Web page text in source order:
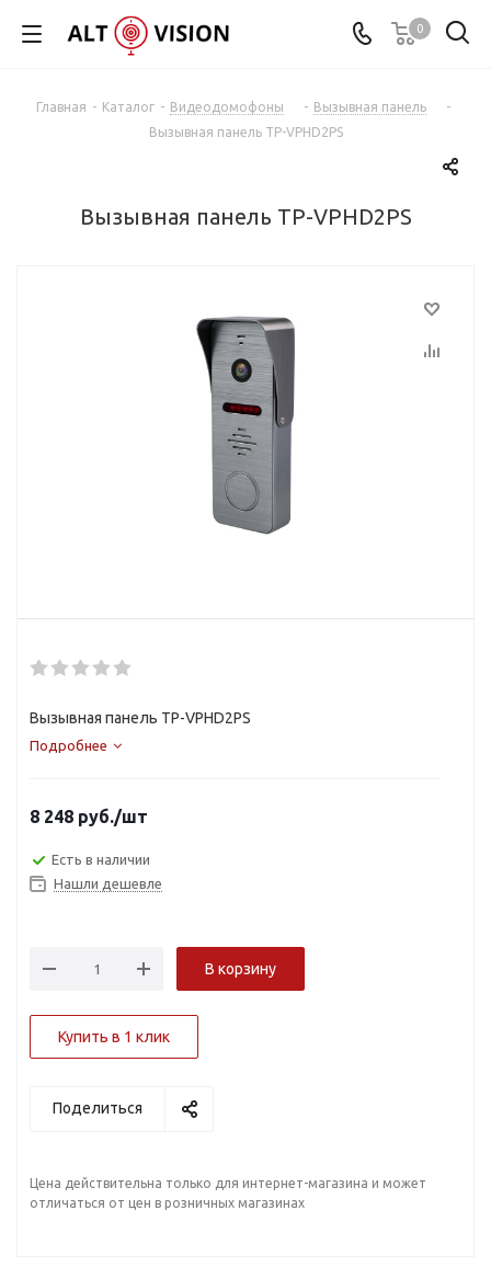
0
Главная - Каталог - Видеодомофоны - Вызывная панель
-
Вызывная панель TP-VPHD2PS
Вызывная панель TP-VPHD2PS
Вызывная панель TP-VPHD2PS
Подробнее
8 248 руб./шт
Есть в наличии
Нашли дешевле
В корзину
Купить в 1 клик
Поделиться
Цена действительна только для интернет-магазина и может
отличаться от цен в розничных магазинах